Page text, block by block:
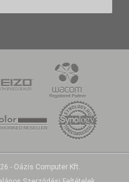
- Oázis Computer Kft.